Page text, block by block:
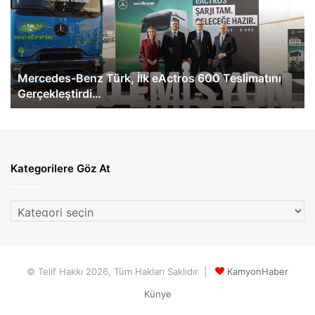
İlk
eActros
600
Teslimatını
Gerçekleştirdi…
Mercedes-Benz Türk, İlk eActros 600 Teslimatını
Gerçekleştirdi…
Kategorilere Göz At
Kategorilere
Göz
© Telif Hakkı 2026, Tüm Hakları Saklıdır |
KamyonHaber
Künye